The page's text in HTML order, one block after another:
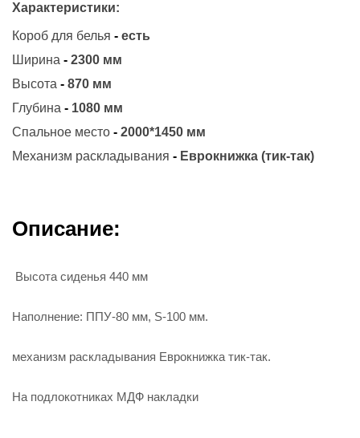
Характеристики:
Короб для белья - есть
Ширина - 2300 мм
Высота - 870 мм
Глубина - 1080 мм
Спальное место - 2000*1450 мм
Механизм раскладывания - Еврокнижка (тик-так)
Описание:
Высота сиденья 440 мм
Наполнение: ППУ-80 мм, S-100 мм.
механизм раскладывания Еврокнижка тик-так.
На подлокотниках МДФ накладки